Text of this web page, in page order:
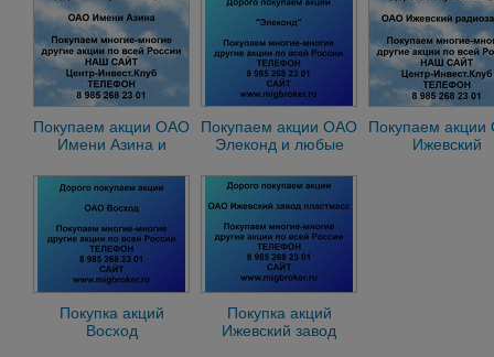
Покупаем акции ОАО
Имени Азина и
по всей России
Покупаем акции ОАО
Элеконд и любые
России
Покупаем
Ижевский
Покупка акций
Восход
Покупка акций
Ижевский завод